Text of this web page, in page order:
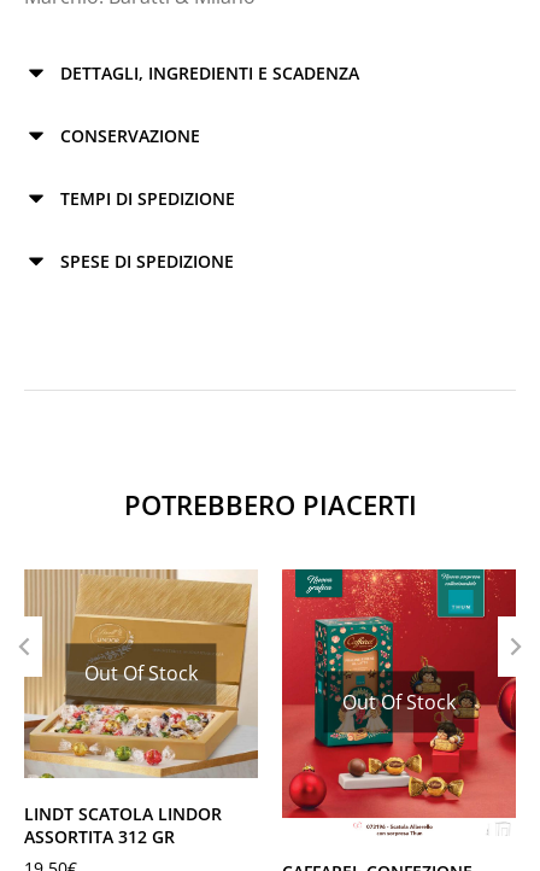
DETTAGLI, INGREDIENTI E SCADENZA
CONSERVAZIONE
TEMPI DI SPEDIZIONE
SPESE DI SPEDIZIONE
POTREBBERO PIACERTI
Out Of Stock
LINDT SCATOLA LINDOR
ASSORTITA 312 GR
Out Of Stock